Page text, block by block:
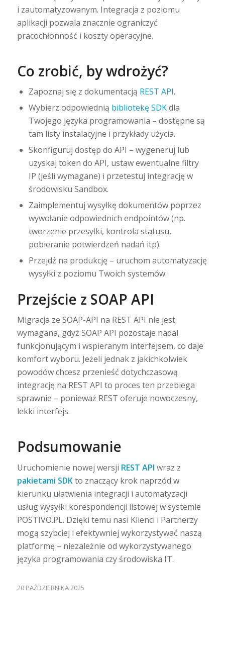
i zautomatyzowanym. Integracja z poziomu
aplikacji pozwala znacznie ograniczyć
pracochłonność i koszty operacyjne.
Co zrobić, by wdrożyć?
Zapoznaj się z dokumentacją REST API.
Wybierz odpowiednią bibliotekę SDKdla
Twojego języka programowania – dostępne są
tam listy instalacyjne i przykłady użycia.
Skonfiguruj dostęp do API – wygeneruj lub
uzyskaj token do API, ustaw ewentualne filtry
IP (jeśli wymagane) i przetestuj integrację w
środowisku Sandbox.
Zaimplementuj wysyłkę dokumentów poprzez
wywołanie odpowiednich endpointów (np.
tworzenie przesyłki, kontrola statusu,
pobieranie potwierdzeń nadań itp).
Przejdź na produkcję – uruchom automatyzację
wysyłki z poziomu Twoich systemów.
Przejście z SOAP API
Migracja ze SOAP-API na REST API nie jest
wymagana, gdyż SOAP API pozostaje nadal
funkcjonującym i wspieranym interfejsem, co daje
komfort wyboru. Jeżeli jednak z jakichkolwiek
powodów chcesz przenieść dotychczasową
integrację na REST API to proces ten przebiega
sprawnie – ponieważ REST oferuje nowoczesny,
lekki interfejs.
Podsumowanie
Uruchomienie nowej wersji REST API wraz z
pakietami SDKto znaczący krok naprzód w
kierunku ułatwienia integracji i automatyzacji
usług wysyłki korespondencji listowej w systemie
POSTIVO.PL. Dzięki temu nasi Klienci i Partnerzy
mogą szybciej i efektywniej wykorzystywać naszą
platformę – niezależnie od wykorzystywanego
języka programowania czy środowiska IT.
20 PAŹDZIERNIKA 2025